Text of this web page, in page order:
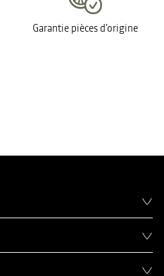
Garantie pièces d'origine